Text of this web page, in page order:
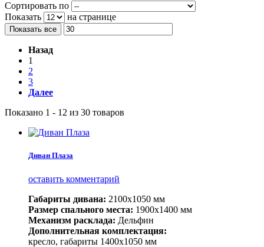
Сортировать по
Показать
на странице
Показать все
Назад
1
2
3
Далее
Показано 1 - 12 из 30 товаров
Диван Плаза
оставить комментарий
Габариты дивана: 2100х1050 мм
Размер спального места: 1900х1400 мм
Механизм расклада: Дельфин
Дополнительная комплектация:
кресло, габариты 1400х1050 мм